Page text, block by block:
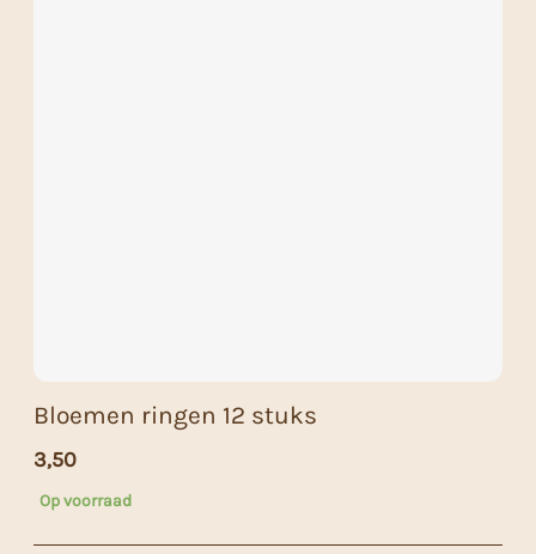
Bloemen ringen 12 stuks
3,50
Op voorraad